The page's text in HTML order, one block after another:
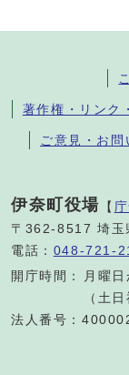
著作権・リンク
ご意見・お問
伊奈町役場 【
〒362-8517 埼玉
電話： 048-721-
開庁時間：
月曜
（土
法人番号：